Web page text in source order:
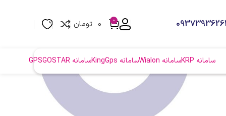
0
0 تومان
سامانه KRP سامانه Wialon سامانه KingGps سامانه GPSGOSTAR